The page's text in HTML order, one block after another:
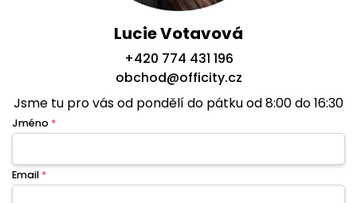
Lucie Votavová
+420 774 431 196
obchod@officity.cz
Jsme tu pro vás od pondělí do pátku od 8:00 do 16:30
Jméno *
Email *